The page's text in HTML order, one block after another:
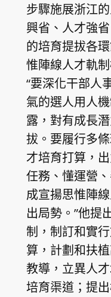
步驟施展浙江
興省、人才強
的培育提拔各
惟陣線人才軌
“要深化干部人
氣的選人用人
露，對有成長
拔。要履行多
才培育打算，
任務、懂運營
成宣揚思惟陣
出局勢。”他提
制，制訂和實
算，計劃和扶
教導，立異人
培育渠道；提